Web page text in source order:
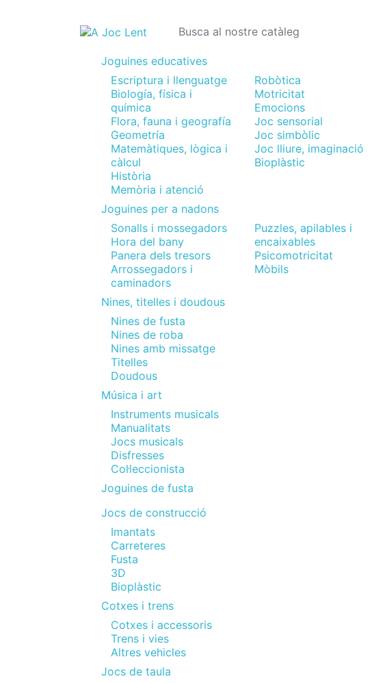
Joguines educatives
Escriptura i llenguatge
Biología, física i
química
Flora, fauna i geografía
Geometría
Matemàtiques, lògica i
càlcul
Història
Memòria i atenció
Robòtica
Motricitat
Emocions
Joc sensorial
Joc simbòlic
Joc lliure, imaginació
Bioplàstic
Joguines per a nadons
Sonalls i mossegadors
Hora del bany
Panera dels tresors
Arrossegadors i
caminadors
Puzzles, apilables i
encaixables
Psicomotricitat
Mòbils
Nines, titelles i doudous
Nines de fusta
Nines de roba
Nines amb missatge
Titelles
Doudous
Música i art
Instruments musicals
Manualitats
Jocs musicals
Disfresses
Col·leccionista
Joguines de fusta
Jocs de construcció
Imantats
Carreteres
Fusta
3D
Bioplàstic
Cotxes i trens
Cotxes i accessoris
Trens i vies
Altres vehicles
Jocs de taula